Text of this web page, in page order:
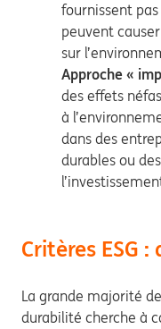
fournissent
peuvent
sur
Approche «
des effets
à
dans des
durables ou
Critères ESG
La grande majorité
durabilité cherche à